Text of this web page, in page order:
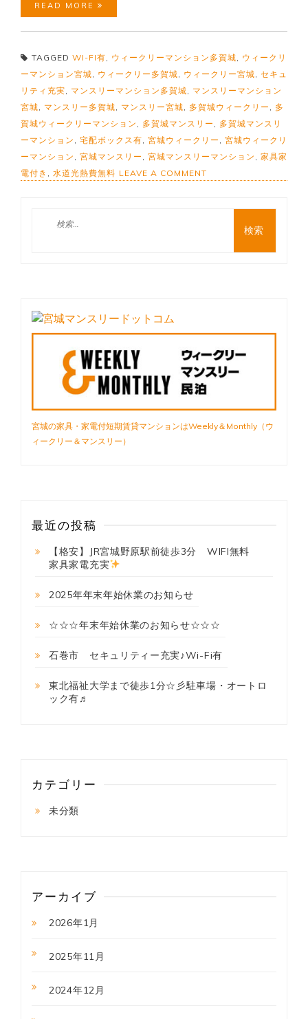
READ MORE
TAGGED WI-FI有, ウィークリーマンション多賀城, ウィークリ
ーマンション宮城, ウィークリー多賀城, ウィークリー宮城, セキュ
リティ充実, マンスリーマンション多賀城, マンスリーマンション
宮城, マンスリー多賀城, マンスリー宮城, 多賀城ウィークリー , 多
賀城ウィークリーマンション , 多賀城マンスリー , 多賀城マンスリ
ーマンション , 宅配ボックス有, 宮城ウィークリー , 宮城ウィークリ
ーマンション , 宮城マンスリー , 宮城マンスリーマンション , 家具家
電付き , 水道光熱費無料 LEAVE A COMMENT
多
テ
ィ
ー
配
宮城の家具・家電付短期賃貸マンションはWeekly＆Monthly（ウ
ィークリー＆マンスリー）
最近の投稿
【格安】JR宮城野原駅前徒歩3分 WIFI無料
家具家電充実
2025年年末年始休業のお知らせ
☆☆☆年末年始休業のお知らせ☆☆☆
石巻市 セキュリティー充実♪Wi-Fi有
東北福祉大学まで徒歩1分☆彡駐車場・オートロ
ック有♬
カテゴリー
未分類
アーカイブ
2026年1月
2025年11月
2024年12月